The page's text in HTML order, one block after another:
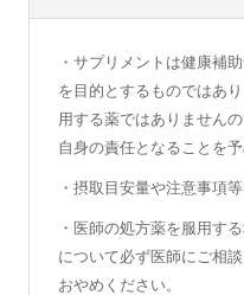
・サプリメントは健康補
を目的とするものではあ
用する薬ではありません
自身の責任となることを予
・摂取目安量や注意事項
・医師の処方薬を服用す
について必ず医師にご相
おやめください。